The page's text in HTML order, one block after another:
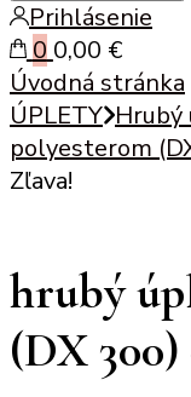
Prihlásenie
0 0,00 €
Úvodná stránka
ÚPLETY Hrubý
polyesterom
Zľava!
hrubý
(DX